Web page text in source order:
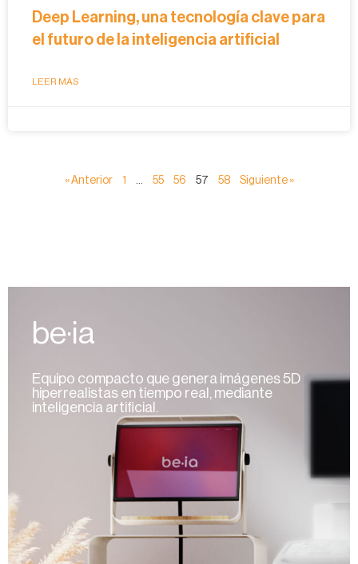
Deep Learning, una tecnología clave para
el futuro de la inteligencia artificial
LEER MÁS
« Anterior 1 … 55 56 57 58 Siguiente »
be·ia
Equipo compacto que genera imágenes 5D
hiperrealistas en tiempo real, mediante
inteligencia artificial.